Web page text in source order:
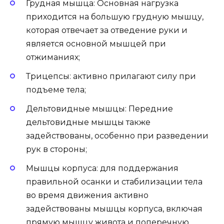
Грудная мышца: Основная нагрузка
приходится на большую грудную мышцу,
которая отвечает за отведение руки и
является основной мышцей при
отжиманиях;
Трицепсы: активно прилагают силу при
подъеме тела;
Дельтовидные мышцы: Передние
дельтовидные мышцы также
задействованы, особенно при разведении
рук в стороны;
Мышцы корпуса: для поддержания
правильной осанки и стабилизации тела
во время движения активно
задействованы мышцы корпуса, включая